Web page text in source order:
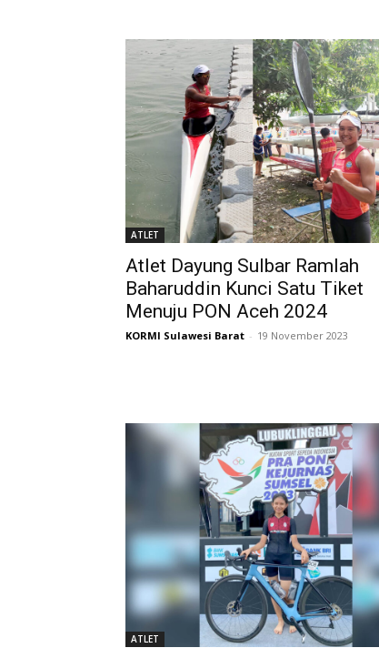
ATLET
Atlet Dayung Sulbar Ramlah
Baharuddin Kunci Satu Tiket
Menuju PON Aceh 2024
KORMI Sulawesi Barat - 19 November 2023
ATLET